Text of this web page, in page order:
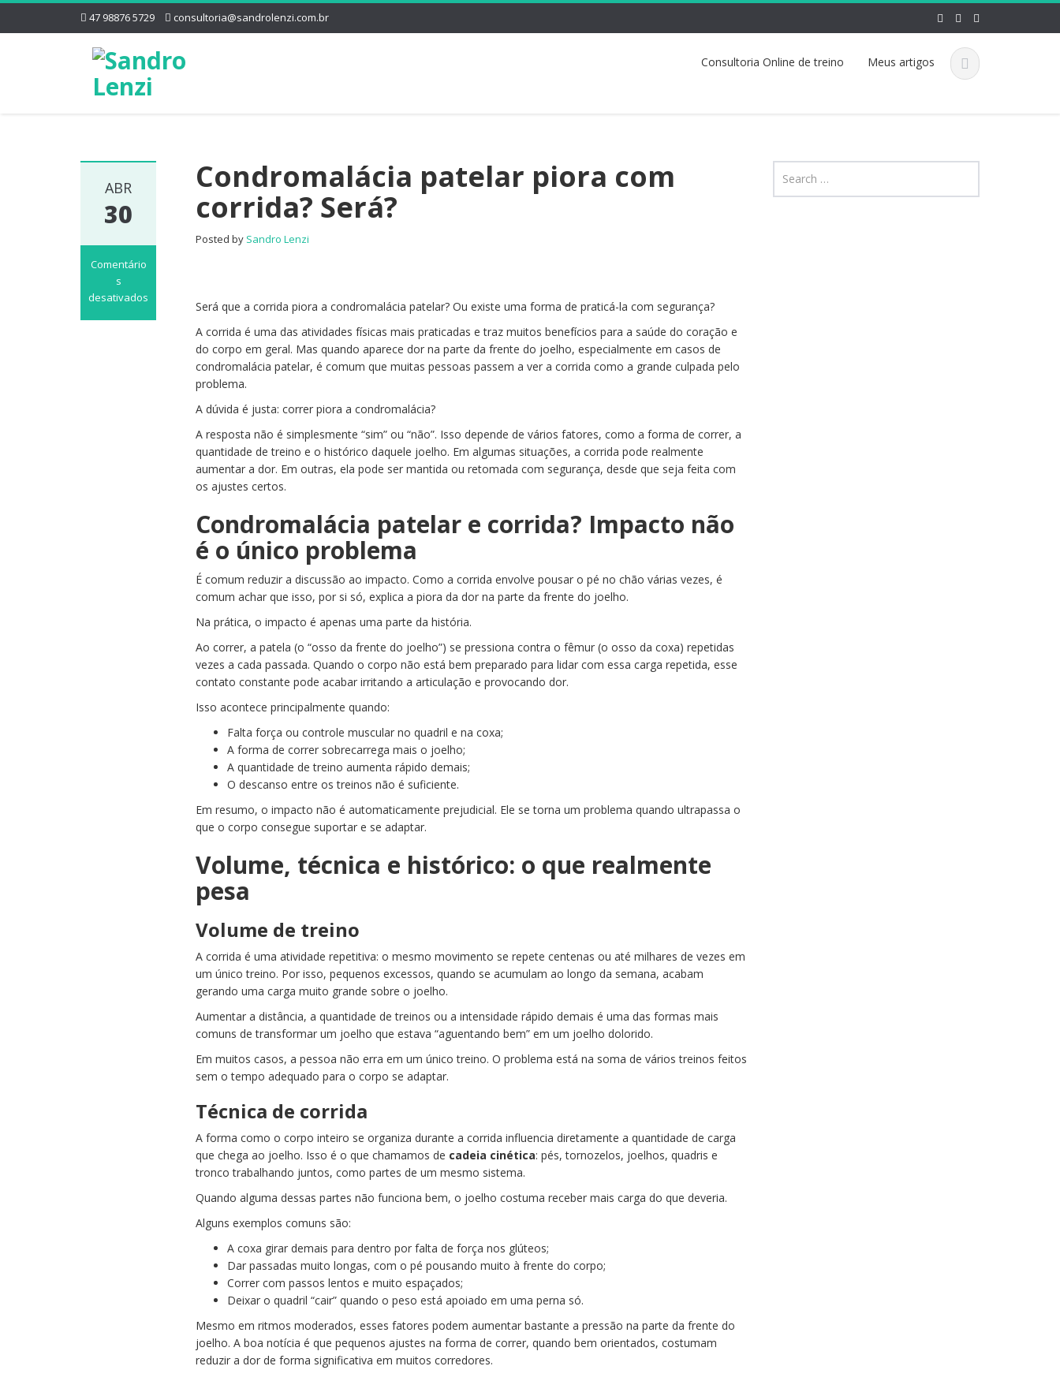
47 98876 5729 consultoria@sandrolenzi.com.br
Consultoria Online de treino Meus artigos
ABR
30
Comentário
s
desativados
Condromalácia patelar piora com
corrida? Será?
Posted by Sandro Lenzi
Será que a corrida piora a condromalácia patelar? Ou existe uma forma de praticá-la com segurança?
A corrida é uma das atividades físicas mais praticadas e traz muitos benefícios para a saúde do coração e
do corpo em geral. Mas quando aparece dor na parte da frente do joelho, especialmente em casos de
condromalácia patelar, é comum que muitas pessoas passem a ver a corrida como a grande culpada pelo
problema.
A dúvida é justa: correr piora a condromalácia?
A resposta não é simplesmente “sim” ou “não”. Isso depende de vários fatores, como a forma de correr, a
quantidade de treino e o histórico daquele joelho. Em algumas situações, a corrida pode realmente
aumentar a dor. Em outras, ela pode ser mantida ou retomada com segurança, desde que seja feita com
os ajustes certos.
Condromalácia patelar e corrida? Impacto não
é o único problema
É comum reduzir a discussão ao impacto. Como a corrida envolve pousar o pé no chão várias vezes, é
comum achar que isso, por si só, explica a piora da dor na parte da frente do joelho.
Na prática, o impacto é apenas uma parte da história.
Ao correr, a patela (o “osso da frente do joelho”) se pressiona contra o fêmur (o osso da coxa) repetidas
vezes a cada passada. Quando o corpo não está bem preparado para lidar com essa carga repetida, esse
contato constante pode acabar irritando a articulação e provocando dor.
Isso acontece principalmente quando:
Falta força ou controle muscular no quadril e na coxa;
A forma de correr sobrecarrega mais o joelho;
A quantidade de treino aumenta rápido demais;
O descanso entre os treinos não é suficiente.
Em resumo, o impacto não é automaticamente prejudicial. Ele se torna um problema quando ultrapassa o
que o corpo consegue suportar e se adaptar.
Volume, técnica e histórico: o que realmente
pesa
Volume de treino
A corrida é uma atividade repetitiva: o mesmo movimento se repete centenas ou até milhares de vezes em
um único treino. Por isso, pequenos excessos, quando se acumulam ao longo da semana, acabam
gerando uma carga muito grande sobre o joelho.
Aumentar a distância, a quantidade de treinos ou a intensidade rápido demais é uma das formas mais
comuns de transformar um joelho que estava “aguentando bem” em um joelho dolorido.
Em muitos casos, a pessoa não erra em um único treino. O problema está na soma de vários treinos feitos
sem o tempo adequado para o corpo se adaptar.
Técnica de corrida
A forma como o corpo inteiro se organiza durante a corrida influencia diretamente a quantidade de carga
que chega ao joelho. Isso é o que chamamos de cadeia cinética: pés, tornozelos, joelhos, quadris e
tronco trabalhando juntos, como partes de um mesmo sistema.
Quando alguma dessas partes não funciona bem, o joelho costuma receber mais carga do que deveria.
Alguns exemplos comuns são:
A coxa girar demais para dentro por falta de força nos glúteos;
Dar passadas muito longas, com o pé pousando muito à frente do corpo;
Correr com passos lentos e muito espaçados;
Deixar o quadril “cair” quando o peso está apoiado em uma perna só.
Mesmo em ritmos moderados, esses fatores podem aumentar bastante a pressão na parte da frente do
joelho. A boa notícia é que pequenos ajustes na forma de correr, quando bem orientados, costumam
reduzir a dor de forma significativa em muitos corredores.